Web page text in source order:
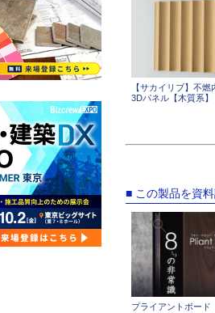
【サカイリブ】不燃
3Dパネル【木質系】
■ この製品を資
プライアントボード